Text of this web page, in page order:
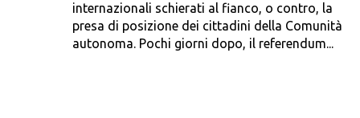
internazionali schierati al fianco, o contro, la
presa di posizione dei cittadini della Comunità
autonoma. Pochi giorni dopo, il referendum...